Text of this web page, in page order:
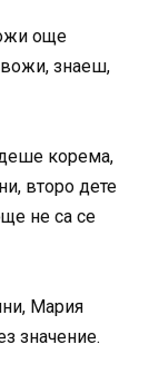
още
знаеш,
корема,
второ дете
не са се
Мария
значение.